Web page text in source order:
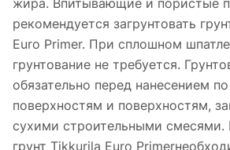
жира. Впитывающие и пористые
рекомендуется загрунтовать
Euro Primer. При сплошном
грунтование не требуется.
обязательно перед нанесением
поверхностям и поверхностям,
сухими строительными смесями.
грунт Tikkurila Euro